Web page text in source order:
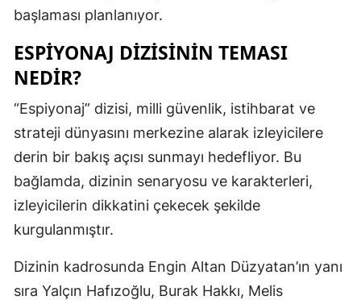
Eskişehir
Gaziantep
Hatay
başlaması planlanıyor.
ESPIYONAJ DIZISININ TEMASI
NEDIR?
“Espiyonaj” dizisi, milli güvenlik, istihbarat ve
strateji dünyasını merkezine alarak izleyicilere
derin bir bakış açısı sunmayı hedefliyor. Bu
bağlamda, dizinin senaryosu ve karakterleri,
izleyicilerin dikkatini çekecek şekilde
kurgulanmıştır.
Dizinin kadrosunda Engin Altan Düzyatan’ın yanı
sıra Yalçın Hafızoğlu, Burak Hakkı, Melis